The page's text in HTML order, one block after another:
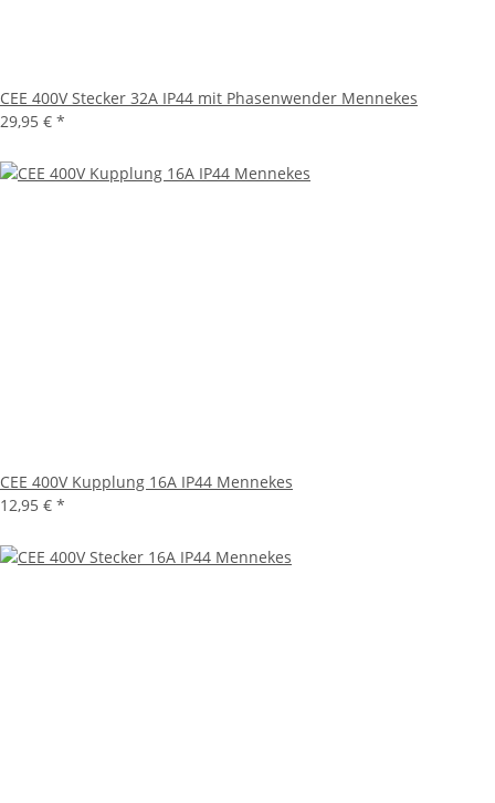
CEE 400V Stecker 32A IP44 mit Phasenwender Mennekes
29,95 € *
CEE 400V Kupplung 16A IP44 Mennekes
12,95 € *